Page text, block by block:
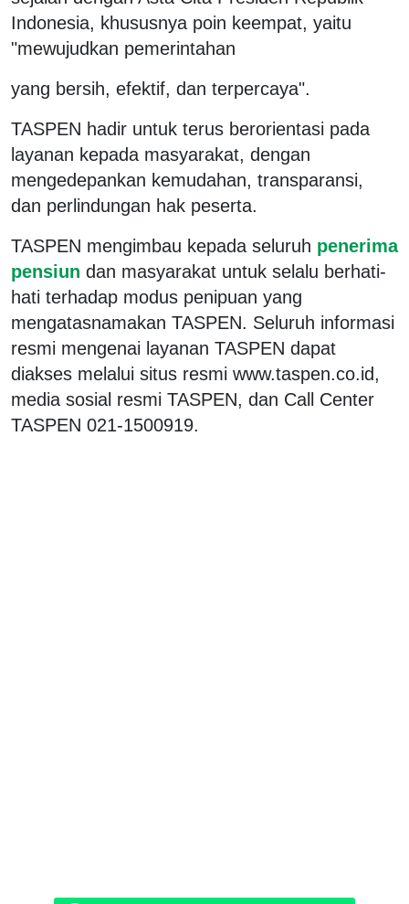
Indonesia, khususnya poin keempat, yaitu
"mewujudkan pemerintahan
yang bersih, efektif, dan terpercaya".
TASPEN hadir untuk terus berorientasi pada
layanan kepada masyarakat, dengan
mengedepankan kemudahan, transparansi,
dan perlindungan hak peserta.
TASPEN mengimbau kepada seluruh penerima
pensiun dan masyarakat untuk selalu berhati-
hati terhadap modus penipuan yang
mengatasnamakan TASPEN. Seluruh informasi
resmi mengenai layanan TASPEN dapat
diakses melalui situs resmi www.taspen.co.id,
media sosial resmi TASPEN, dan Call Center
TASPEN 021-1500919.